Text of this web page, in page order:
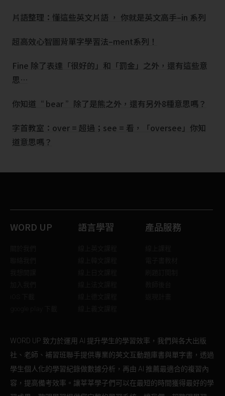
片語整理：懂這些英文片語 ， 你就是英文高手–in 系列
超高效心智圖背單字學習法–ment系列！
Fine 除了表達「很好的」和「罰金」之外，還有這些意
思…
你知道“ bear ”除了是熊之外，還有另外8種意思嗎？
字首教室：over = 超過；see = 看，「oversee」你知
道意思嗎？
WORD UP 語言學習 產品服務
WORD UP 致力於運用 AI 提升學生的學習效率，我們與各大出版
社、老師、補習班聯手提供專業的英文互動題庫書與單字書，透過
學生個人化的學習紀錄做數據分析，再由 AI 推薦最適合的複習內
容，提高備考效率。讓莘莘學子們可以在最短的時間獲得最好的學